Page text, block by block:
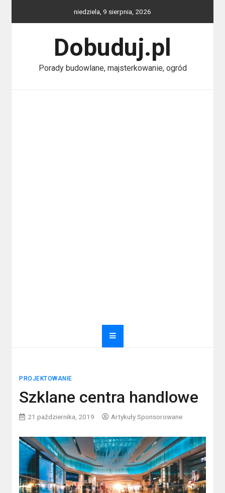
niedziela, 9 sierpnia, 2026
Dobuduj.pl
Porady budowlane, majsterkowanie, ogród
PROJEKTOWANIE
Szklane centra handlowe
21 października, 2019 Artykuły Sponsorowane